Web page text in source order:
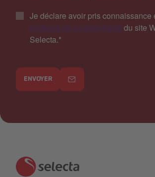
Je déclare avoir pris connaissance
politique de confidentialité du site
Selecta.*
ENVOYER